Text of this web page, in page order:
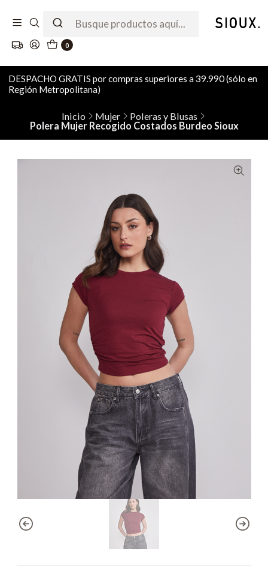
0
DESPACHO GRATIS por compras superiores a 39.990 (sólo en
Región Metropolitana)
Inicio Mujer
Poleras y Blusas
Polera Mujer Recogido Costados Burdeo Sioux